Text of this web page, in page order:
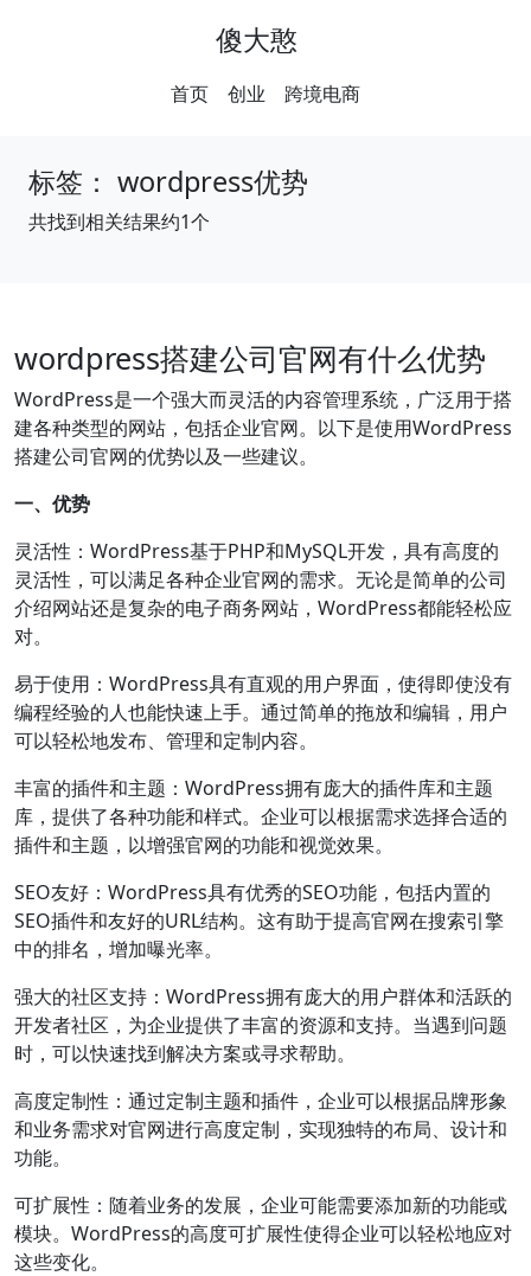
傻大憨
首页 创业 跨境电商
标签： wordpress优势
共找到相关结果约1个
wordpress搭建公司官网有什么优势
WordPress是一个强大而灵活的内容管理系统，广泛用于搭
建各种类型的网站，包括企业官网。以下是使用WordPress
搭建公司官网的优势以及一些建议。
一、优势
灵活性：WordPress基于PHP和MySQL开发，具有高度的
灵活性，可以满足各种企业官网的需求。无论是简单的公司
介绍网站还是复杂的电子商务网站，WordPress都能轻松应
对。
易于使用：WordPress具有直观的用户界面，使得即使没有
编程经验的人也能快速上手。通过简单的拖放和编辑，用户
可以轻松地发布、管理和定制内容。
丰富的插件和主题：WordPress拥有庞大的插件库和主题
库，提供了各种功能和样式。企业可以根据需求选择合适的
插件和主题，以增强官网的功能和视觉效果。
SEO友好：WordPress具有优秀的SEO功能，包括内置的
SEO插件和友好的URL结构。这有助于提高官网在搜索引擎
中的排名，增加曝光率。
强大的社区支持：WordPress拥有庞大的用户群体和活跃的
开发者社区，为企业提供了丰富的资源和支持。当遇到问题
时，可以快速找到解决方案或寻求帮助。
高度定制性：通过定制主题和插件，企业可以根据品牌形象
和业务需求对官网进行高度定制，实现独特的布局、设计和
功能。
可扩展性：随着业务的发展，企业可能需要添加新的功能或
模块。WordPress的高度可扩展性使得企业可以轻松地应对
这些变化。